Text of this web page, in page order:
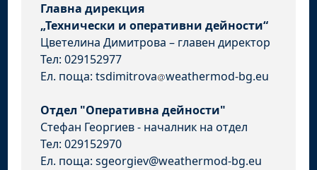
Главна дирекция
„Технически и оперативни дейности“
Цветелина Димитрова – главен директор
Тел: 029152977
Ел. поща: tsdimitrova weathermod-bg.eu
Отдел "Оперативна дейности"
Стефан Георгиев - началник на отдел
Тел: 029152970
Ел. поща: sgeorgiev@weathermod-bg.eu